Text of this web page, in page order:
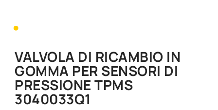
•
VALVOLA DI RICAMBIO IN
GOMMA PER SENSORI DI
PRESSIONE TPMS
3040033Q1